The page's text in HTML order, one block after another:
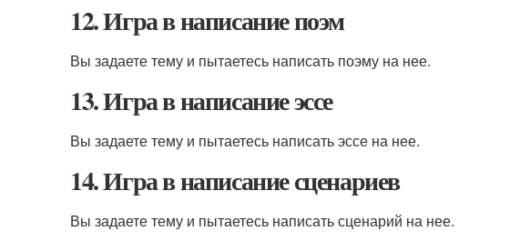
12. Игра в написание поэм
Вы задаете тему и пытаетесь написать поэму на нее.
13. Игра в написание эссе
Вы задаете тему и пытаетесь написать эссе на нее.
14. Игра в написание сценариев
Вы задаете тему и пытаетесь написать сценарий на нее.